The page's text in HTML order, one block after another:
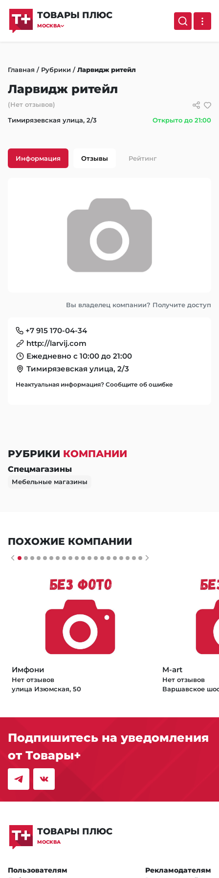
ТОВАРЫ ПЛЮС
МОСКВА
Главная / Рубрики /Ларвидж ритейл
Ларвидж ритейл
(Нет отзывов)
Тимирязевская улица, 2/3
Открыто до 21:00
Информация Отзывы Рейтинг
Вы владелец компании? Получите доступ
+7 915 170-04-34
http://larvij.com
Ежедневно с 10:00 до 21:00
Тимирязевская улица, 2/3
Неактуальная информация? Сообщите об ошибке
РУБРИКИ КОМПАНИИ
Спецмагазины
Мебельные магазины
ПОХОЖИЕ КОМПАНИИ
Имфони
Нет отзывов
улица Изюмская, 50
M-art
Нет отзывов
Варшавское
Подпишитесь на уведомления
от Товары+
ТОВАРЫ ПЛЮС
МОСКВА
Пользователям Рекламодателям